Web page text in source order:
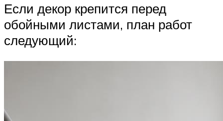
Если декор крепится перед
обойными листами, план работ
следующий: